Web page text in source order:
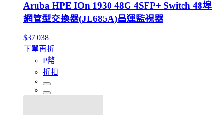
Aruba HPE IOn 1930 48G 4SFP+ Switch 48埠
網管型交換器(JL685A)昌運監視器
$37,038
下單再折
P幣
折扣